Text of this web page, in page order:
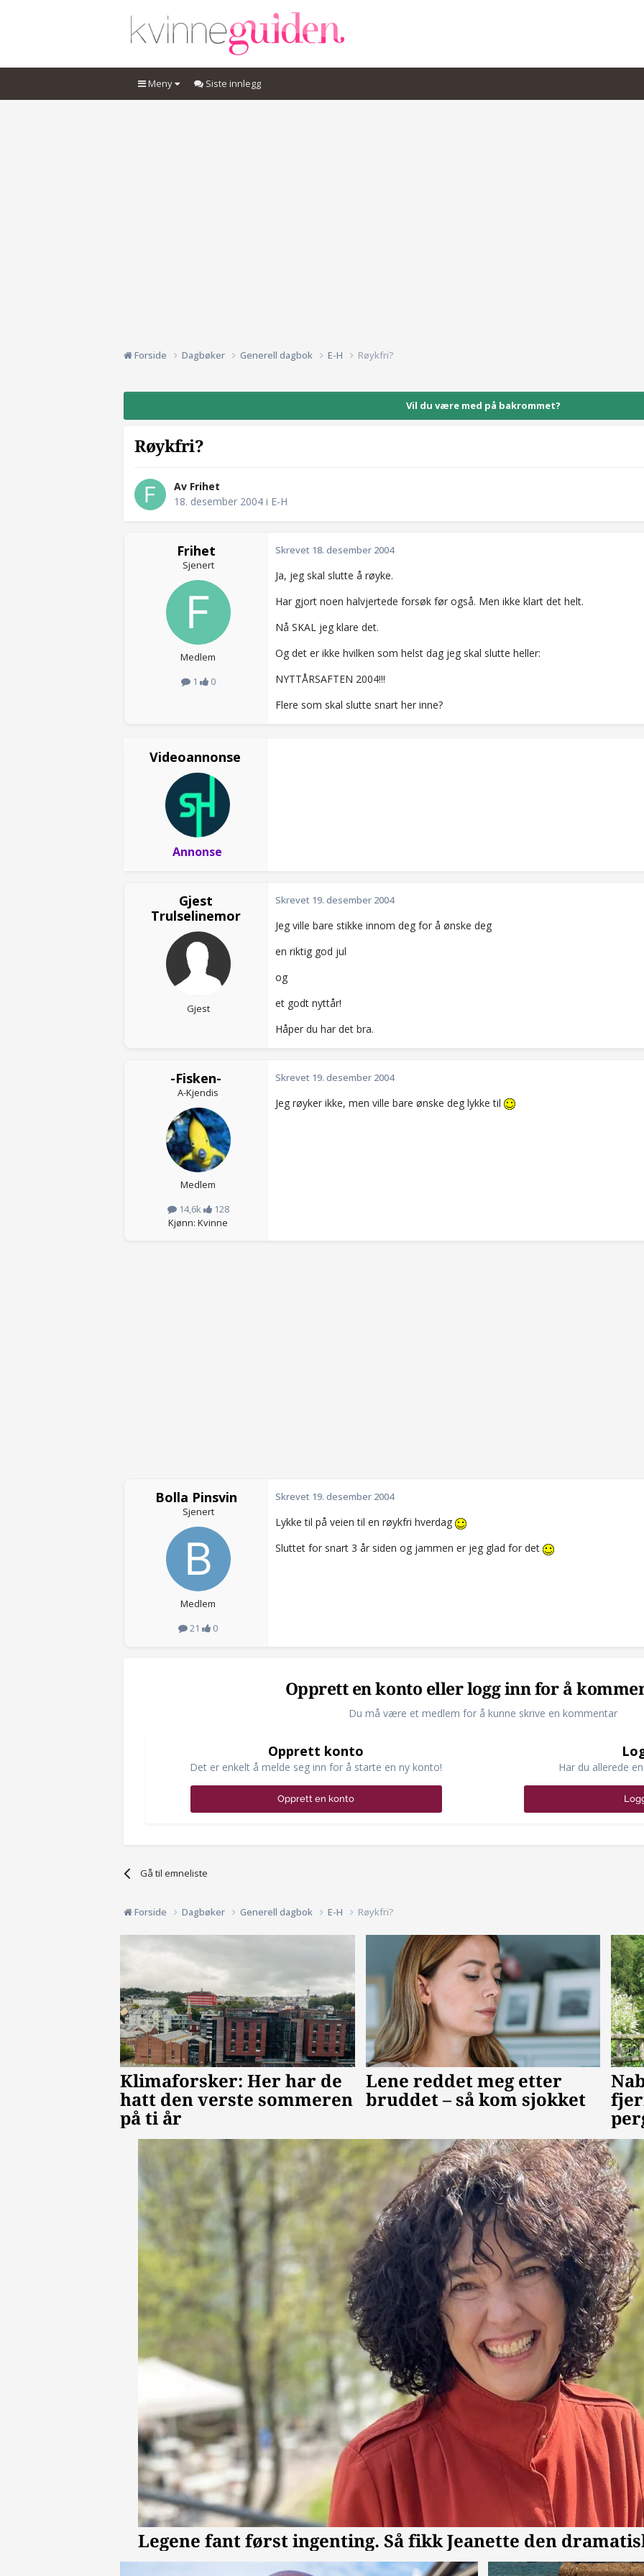
Meny Siste innlegg
Forside Dagbøker Generell dagbok E-H Røykfri?
Vil du være med på bakrommet?
Røykfri?
Av Frihet
18. desember 2004 i E-H
Frihet
Sjenert
Medlem
1
0
Skrevet 18. desember 2004
Ja, jeg skal slutte å røyke.
Har gjort noen halvjertede forsøk før også. Men ikke klart det helt.
Nå SKAL jeg klare det.
Og det er ikke hvilken som helst dag jeg skal slutte heller:
NYTTÅRSAFTEN 2004!!!
Flere som skal slutte snart her inne?
Videoannonse
Annonse
Gjest
Trulselinemor
Gjest
Skrevet 19. desember 2004
Jeg ville bare stikke innom deg for å ønske deg
en riktig god jul
og
et godt nyttår!
Håper du har det bra.
-Fisken-
A-Kjendis
Medlem
14,6k
128
Kjønn: Kvinne
Skrevet 19. desember 2004
Jeg røyker ikke, men ville bare ønske deg lykke til
Bolla Pinsvin
Sjenert
Medlem
21
0
Skrevet 19. desember 2004
Lykke til på veien til en røykfri hverdag
Sluttet for snart 3 år siden og jammen er jeg glad for det
Opprett en konto eller logg inn for å
Du må være et medlem for å kunne skrive en kommentar
Opprett konto
Det er enkelt å melde seg inn for å starte en ny konto!
Opprett en konto
Har du allerede
Gå til emneliste
Forside Dagbøker Generell dagbok E-H Røykfri?